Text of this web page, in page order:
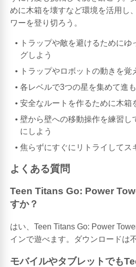
めに木箱を壊すなど環境を活用し
ワーを登り切ろう。
トラップや敵を避けるために
グしよう
トラップやロボットの動きを覚
各レベルで3つの星を集めて進
安全なルートを作るために木箱
壁から壁への移動操作を練習し
にしよう
焦らずにすぐにリトライしてス
よくある質問
Teen Titans Go: Power
すか？
はい、Teen Titans Go: Power
インで遊べます。ダウンロードは
モバイルやタブレットでも